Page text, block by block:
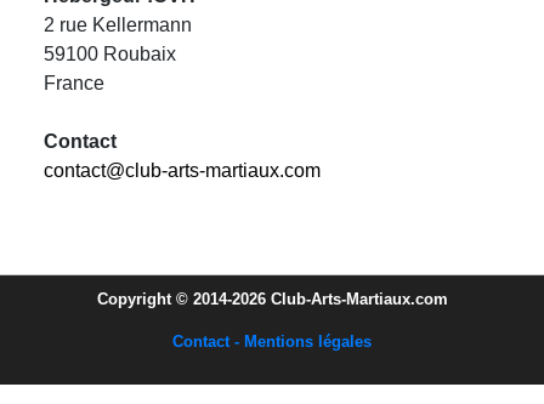
2 rue Kellermann
59100 Roubaix
France
Contact
contact@club-arts-martiaux.com
Copyright © 2014-2026 Club-Arts-Martiaux.com
Contact - Mentions légales